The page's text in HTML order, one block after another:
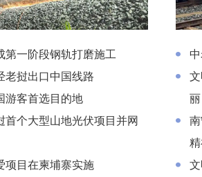
第一阶段钢轨打磨施工
老挝出口中国线路
游客首选目的地
首个大型山地光伏项目并网
项目在柬埔寨实施